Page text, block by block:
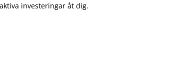
investeringar åt dig.